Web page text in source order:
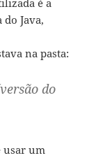
é a
Java,
na pasta:
do
usar um